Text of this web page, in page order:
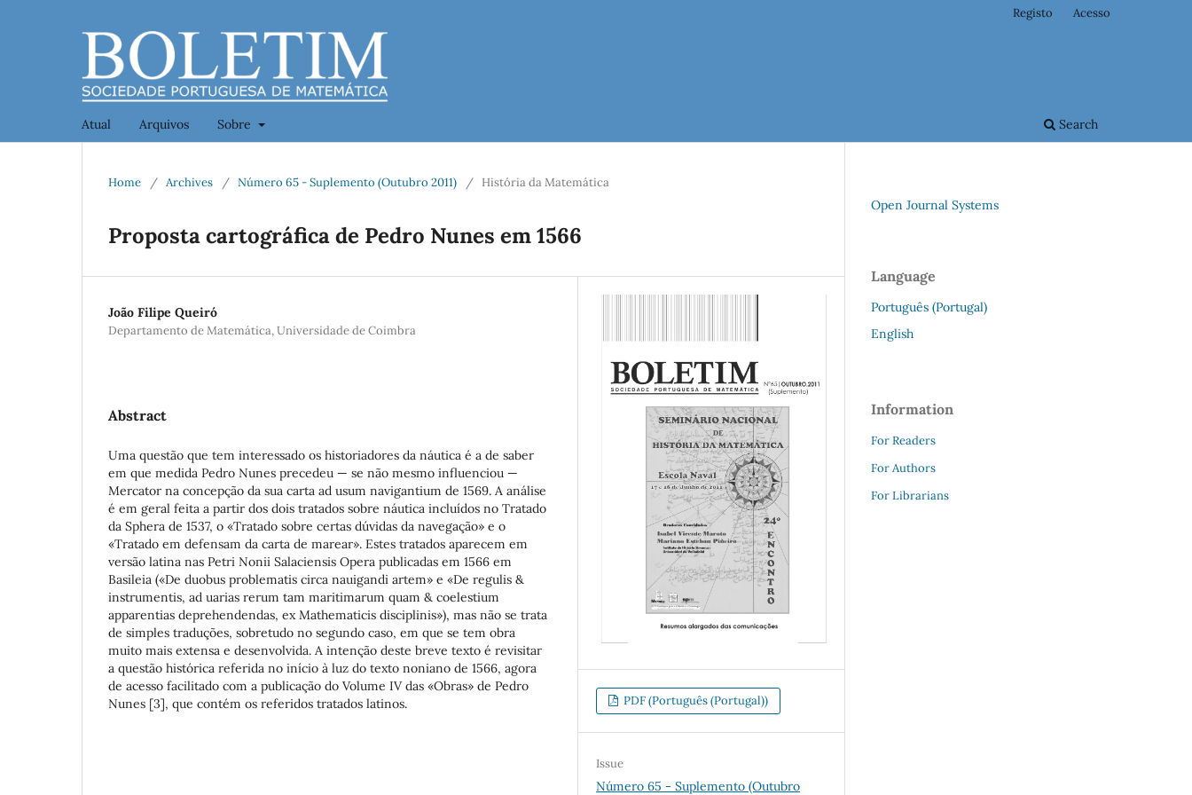
Atual Arquivos Sobre Search
Registo Acesso
Home / Archives / Número 65 - Suplemento (Outubro 2011) / História da Matemática
Proposta cartográfica de Pedro Nunes em 1566
João Filipe Queiró
Departamento de Matemática, Universidade de Coimbra
Abstract
Uma questão que tem interessado os historiadores da náutica é a de saber
em que medida Pedro Nunes precedeu — se não mesmo influenciou —
Mercator na concepção da sua carta ad usum navigantium de 1569. A análise
é em geral feita a partir dos dois tratados sobre náutica incluídos no Tratado
da Sphera de 1537, o «Tratado sobre certas dúvidas da navegação» e o
«Tratado em defensam da carta de marear». Estes tratados aparecem em
versão latina nas Petri Nonii Salaciensis Opera publicadas em 1566 em
Basileia («De duobus problematis circa nauigandi artem» e «De regulis &
instrumentis, ad uarias rerum tam maritimarum quam & coelestium
apparentias deprehendendas, ex Mathematicis disciplinis»), mas não se trata
de simples traduções, sobretudo no segundo caso, em que se tem obra
muito mais extensa e desenvolvida. A intenção deste breve texto é revisitar
a questão histórica referida no início à luz do texto noniano de 1566, agora
de acesso facilitado com a publicação do Volume IV das «Obras» de Pedro
Nunes [3], que contém os referidos tratados latinos.
PDF (Português (Portugal))
Issue
Número 65 - Suplemento (Outubro
Open Journal Systems
Language
Português (Portugal)
English
Information
For Readers
For Authors
For Librarians